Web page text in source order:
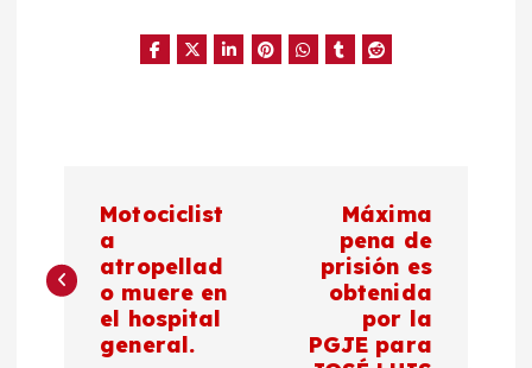
a
v
Motociclist
a
atropellad
o muere en
el hospital
general.
Máxima
pena de
prisión es
obtenida
por la
PGJE para